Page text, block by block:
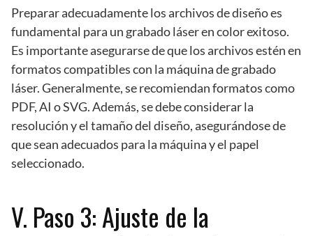
Preparar adecuadamente los archivos de diseño es
fundamental para un grabado láser en color exitoso.
Es importante asegurarse de que los archivos estén en
formatos compatibles con la máquina de grabado
láser. Generalmente, se recomiendan formatos como
PDF, AI o SVG. Además, se debe considerar la
resolución y el tamaño del diseño, asegurándose de
que sean adecuados para la máquina y el papel
seleccionado.
V. Paso 3: Ajuste de la